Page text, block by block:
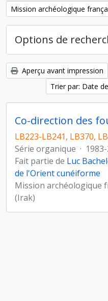
Remove filter:
Mission archéologique
Options de
Aperçu avant impression
Trier par: Date
LB223-LB241, LB370,
Série organique ·
Fait partie de Luc
de l'Orient cunéiforme
Mission archéologique
(Irak)